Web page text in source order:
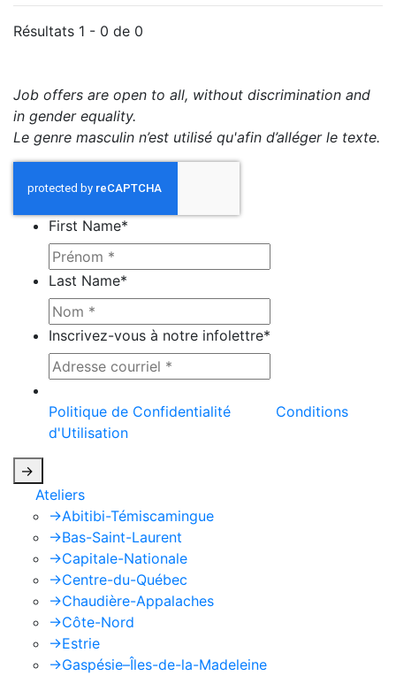
Résultats 1 - 0 de 0
Job offers are open to all, without discrimination and
in gender equality.
Le genre masculin n’est utilisé qu'afin d’alléger le texte.
First Name*
Last Name*
Inscrivez-vous à notre infolettre*
Politique de Confidentialité
Conditions
d'Utilisation
->
Ateliers
->Abitibi-Témiscamingue
->Bas-Saint-Laurent
->Capitale-Nationale
->Centre-du-Québec
->Chaudière-Appalaches
->Côte-Nord
->Estrie
->Gaspésie–Îles-de-la-Madeleine